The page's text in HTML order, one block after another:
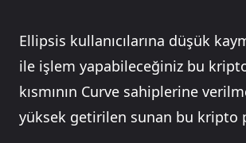
Ellipsis kullanıcılarına düşük
ile işlem yapabileceğiniz bu
kısmının Curve sahiplerine
yüksek getirilen sunan bu kripto